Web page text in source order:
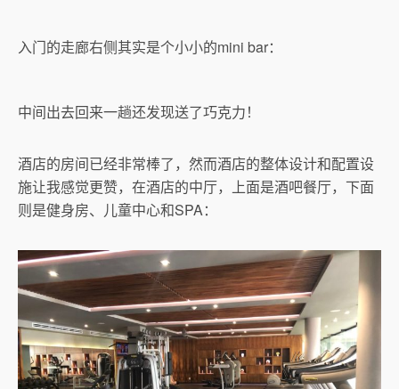
入门的走廊右侧其实是个小小的mini bar：
中间出去回来一趟还发现送了巧克力！
酒店的房间已经非常棒了，然而酒店的整体设计和配置设
施让我感觉更赞，在酒店的中厅，上面是酒吧餐厅，下面
则是健身房、儿童中心和SPA：